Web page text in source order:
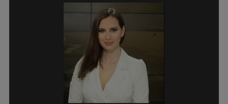
Lansată pe 10 martie 1957, „Viața satului” ...